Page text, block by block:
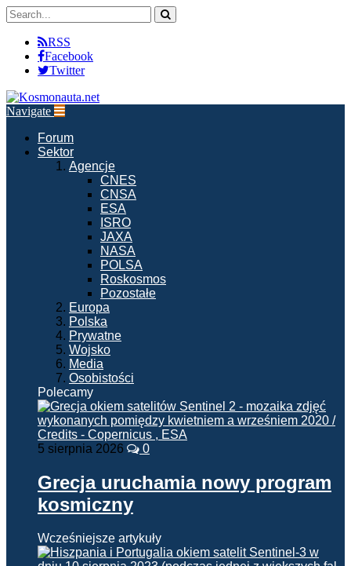
RSS
Facebook
Twitter
Navigate
Forum
Sektor
Agencje
CNES
CNSA
ESA
ISRO
JAXA
NASA
POLSA
Roskosmos
Pozostałe
Europa
Polska
Prywatne
Wojsko
Media
Osobistości
Polecamy
5 sierpnia 2026 0
Grecja uruchamia nowy program
kosmiczny
Wcześniejsze artykuły